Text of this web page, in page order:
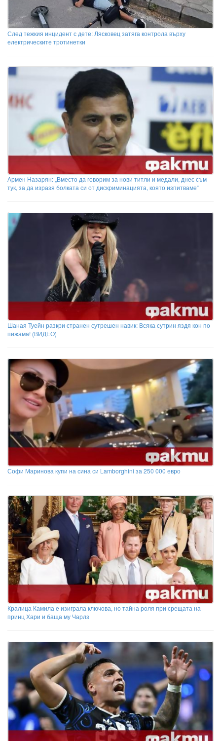
След тежкия инцидент с дете: Лясковец затяга контрола върху
електрическите тротинетки
Армен Назарян: „Вместо да говорим за нови титли и медали, днес съм
тук, за да изразя болката си от дискриминацията, която изпитваме“
Шаная Туейн разкри странен сутрешен навик: Всяка сутрин яздя кон по
пижама! (ВИДЕО)
Софи Маринова купи на сина си Lamborghini за 250 000 евро
Кралица Камила е изиграла ключова, но тайна роля при срещата на
принц Хари и баща му Чарлз